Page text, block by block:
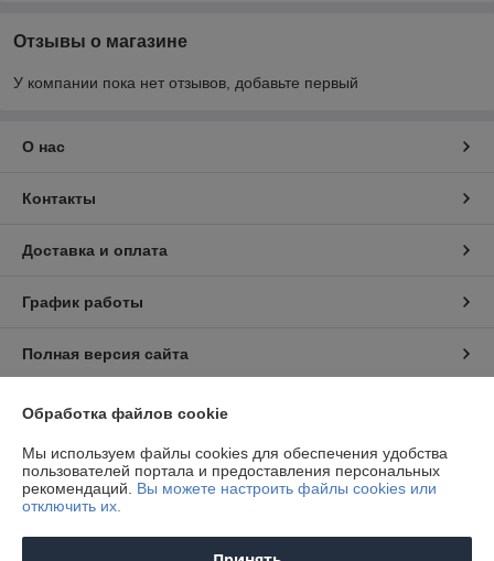
Отзывы о магазине
У компании пока нет отзывов, добавьте первый
О нас
Контакты
Доставка и оплата
График работы
Полная версия сайта
Политика обработки cookies
Сайт создан на платформе Deal.by
Обработка файлов cookie
Мы используем файлы cookies для обеспечения удобства
пользователей портала и предоставления персональных
рекомендаций. Вы можете настроить файлы cookies или
отключить их.